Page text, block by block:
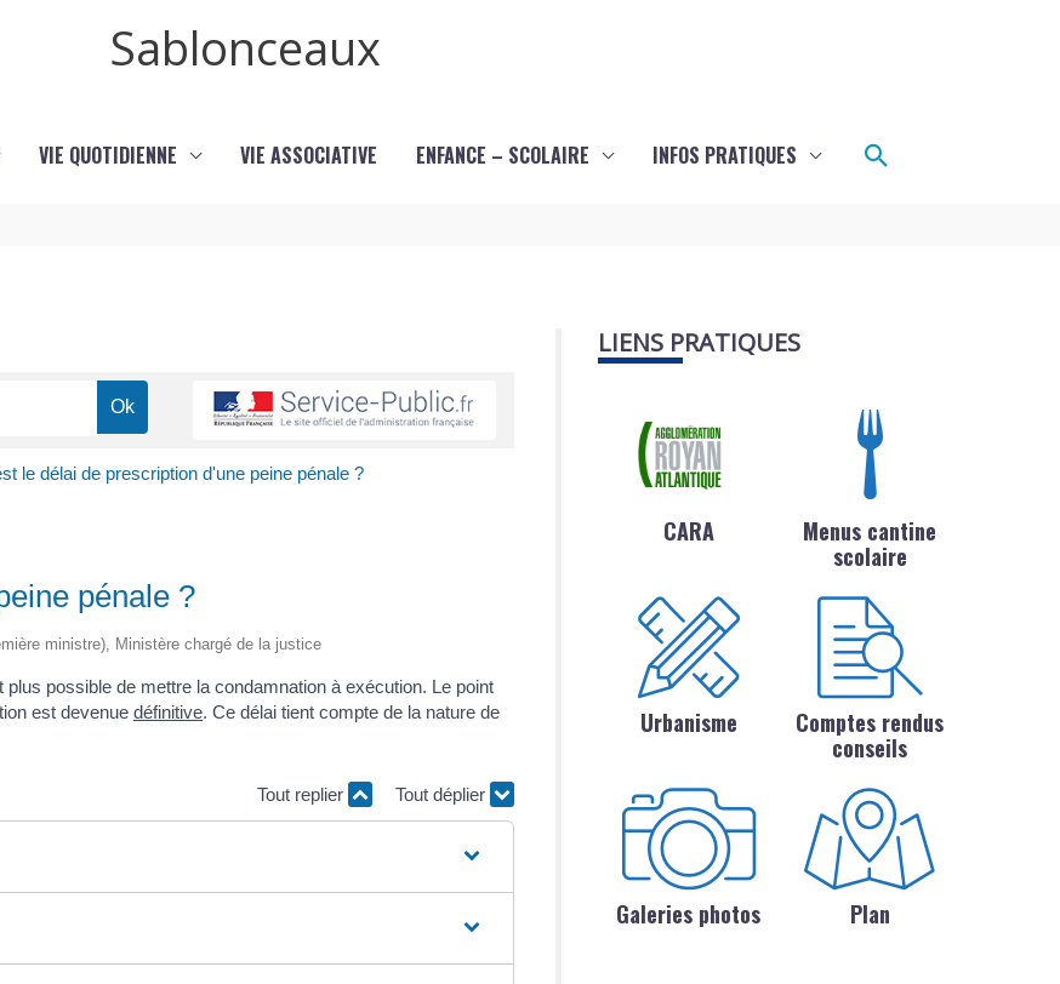
Sablonceaux
VIE QUOTIDIENNE VIE ASSOCIATIVE ENFANCE – SCOLAIRE INFOS PRATIQUES Rechercher
le délai de prescription d'une peine pénale ?
pénale ?
ministre), Ministère chargé de la justice
possible de mettre la condamnation à exécution. Le point
est devenue définitive. Ce délai tient compte de la nature de
Tout replier Tout déplier
LIENS PRATIQUES
CARA
Menus cantine
scolaire
Urbanisme
Comptes rendus
conseils
Galeries photos Plan